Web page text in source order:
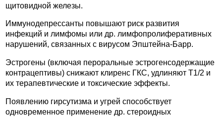
щитовидной железы.
Иммунодепрессанты повышают риск развития
инфекций и лимфомы или др. лимфопролиферативных
нарушений, связанных с вирусом Эпштейна-Барр.
Эстрогены (включая пероральные эстрогенсодержащие
контрацептивы) снижают клиренс ГКС, удлиняют T1/2 и
их терапевтические и токсические эффекты.
Появлению гирсутизма и угрей способствует
одновременное применение др. стероидных